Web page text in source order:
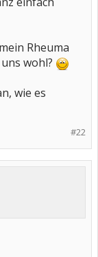
Rheuma
wohl?
wie es
#22